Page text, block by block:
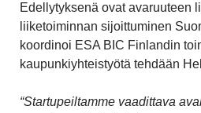
Edellytyksenä ovat avaruuteen
liiketoiminnan sijoittuminen
koordinoi ESA BIC Finlandin
kaupunkiyhteistyötä tehdään
“Startupeiltamme vaadittava